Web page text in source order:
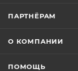
ПАРТНЁРАМ
О КОМПАНИИ
ПОМОЩЬ